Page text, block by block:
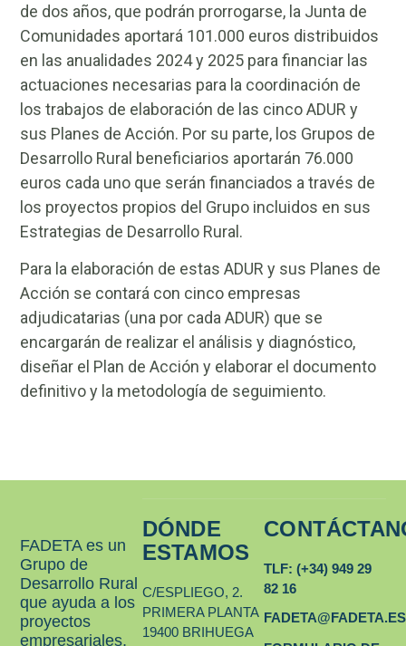
de dos años, que podrán prorrogarse, la Junta de
Comunidades aportará 101.000 euros distribuidos
en las anualidades 2024 y 2025 para financiar las
actuaciones necesarias para la coordinación de
los trabajos de elaboración de las cinco ADUR y
sus Planes de Acción. Por su parte, los Grupos de
Desarrollo Rural beneficiarios aportarán 76.000
euros cada uno que serán financiados a través de
los proyectos propios del Grupo incluidos en sus
Estrategias de Desarrollo Rural.
Para la elaboración de estas ADUR y sus Planes de
Acción se contará con cinco empresas
adjudicatarias (una por cada ADUR) que se
encargarán de realizar el análisis y diagnóstico,
diseñar el Plan de Acción y elaborar el documento
definitivo y la metodología de seguimiento.
FADETA es un
Grupo de
Desarrollo Rural
que ayuda a los
proyectos
empresariales,
DÓNDE
ESTAMOS
C/ESPLIEGO, 2.
PRIMERA PLANTA
19400 BRIHUEGA
TLF: (+34) 949 29
82 16
FADETA@FADETA.ES